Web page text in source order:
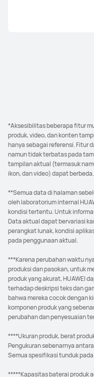
*Aksesibilitas beberapa fitur
produk, video, dan konten
hanya sebagai referensi. Fitur
namun tidak terbatas pada
tampilan aktual (termasuk
ikon, dan video) dapat berbeda.
**Semua data di halaman
oleh laboratorium internal
kondisi tertentu. Untuk
Data aktual dapat bervariasi
perangkat lunak, kondisi
pada penggunaan aktual.
***Karena perubahan waktu
produksi dan pasokan, untuk
produk yang akurat, HUAWEI
terhadap deskripsi teks dan
bahwa mereka cocok dengan
komponen produk yang
perubahan dan penyesuaian
****Ukuran produk, berat
Pengukuran sebenarnya
Semua spesifikasi tunduk
*****Kapasitas baterai produk